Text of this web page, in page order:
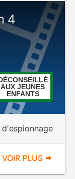
4
AUX JEUNES
ENFANTS
VOIR PLUS